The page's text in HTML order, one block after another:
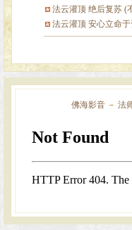
法云灌顶 绝后复苏 (
法云灌顶 安心立命
佛海影音 － 法